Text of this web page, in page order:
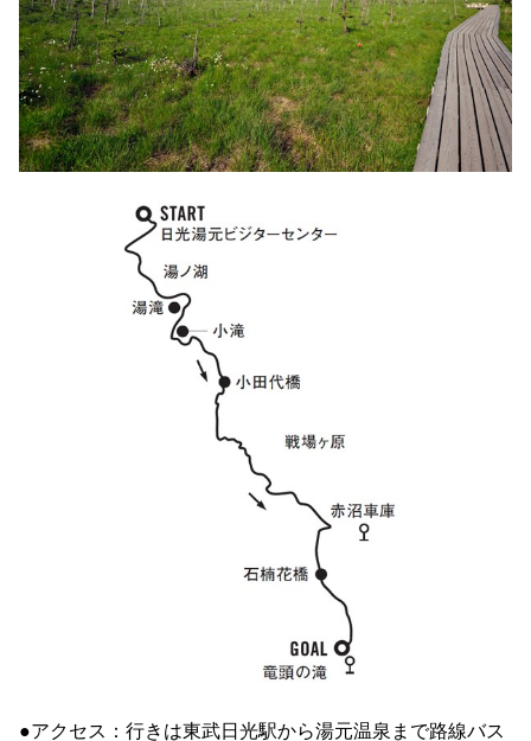
●アクセス：行きは東武日光駅から湯元温泉まで路線バス